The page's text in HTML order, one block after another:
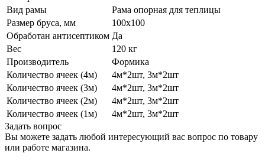
Вид рамы
Рама опорная для теплицы
Размер бруса, мм
100х100
Обработан антисептиком Да
Вес
120 кг
Производитель
Формика
Количество ячеек (4м)
4м*2шт, 3м*2шт
Количество ячеек (3м)
4м*2шт, 3м*2шт
Количество ячеек (2м)
4м*2шт, 3м*2шт
Количество ячеек (1м)
4м*2шт, 3м*2шт
Задать вопрос
Вы можете задать любой интересующий вас вопрос по товару
или работе магазина.